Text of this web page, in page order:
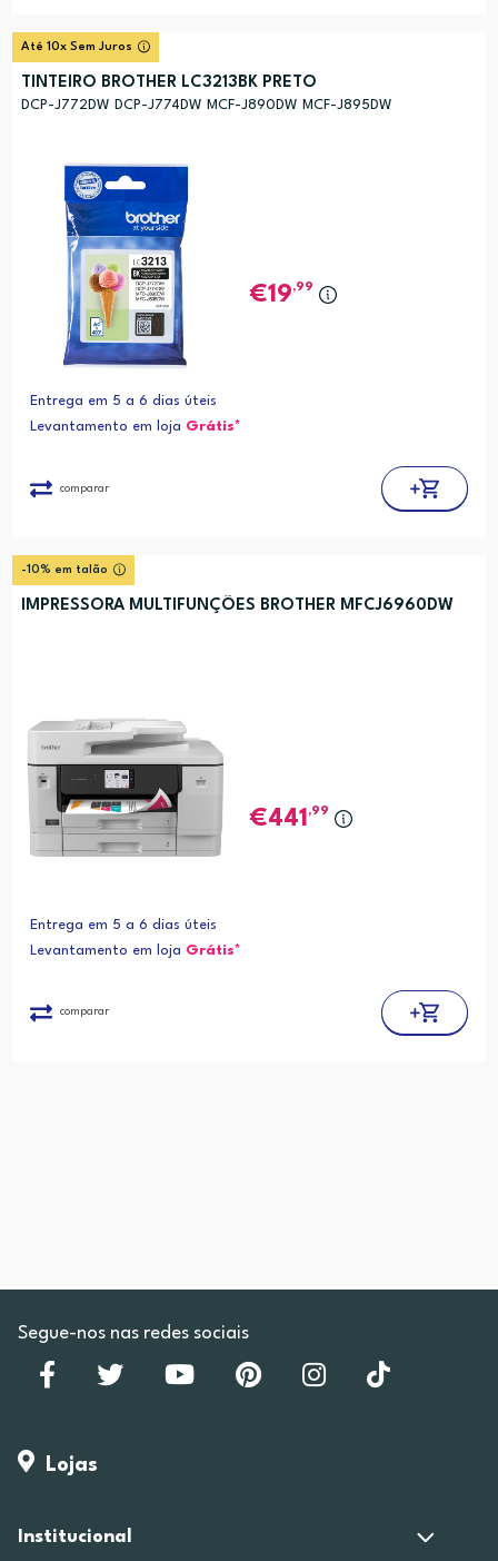
Até 10x Sem Juros
TINTEIRO BROTHER LC3213BK PRETO
DCP-J772DW DCP-J774DW MCF-J890DW MCF-J895DW
19,99
Entrega em 5 a 6 dias úteis
Levantamento em loja Grátis*
comparar
-10% em talão
IMPRESSORA MULTIFUNÇÕES BROTHER MFCJ6960DW
441 ,99
Entrega em 5 a 6 dias úteis
Levantamento em loja Grátis*
comparar
Segue-nos nas redes sociais
Lojas
Institucional